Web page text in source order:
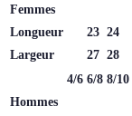
Femmes
Longueur
23 24
Largeur
27 28
4/6 6/8 8/10
Hommes